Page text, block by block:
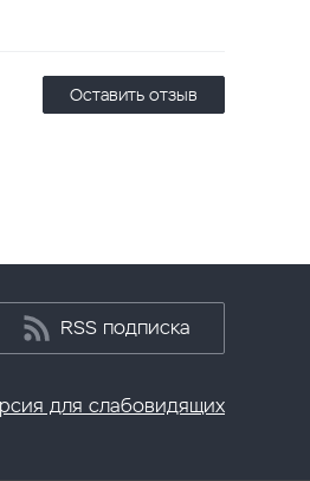
Оставить отзыв
RSS подписка
для слабовидящих